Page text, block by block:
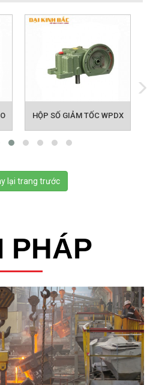
HỘP SỐ GIẢM TỐC WPDX
lại trang trước
PHÁP